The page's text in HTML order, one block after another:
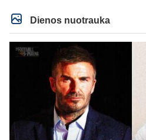
Dienos nuotrauka